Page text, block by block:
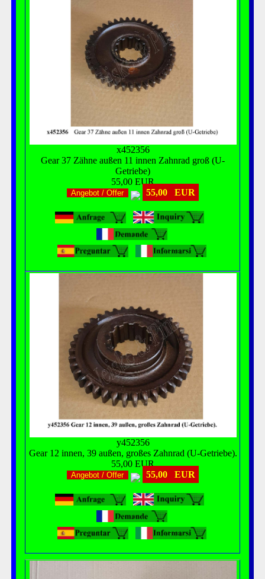
x452356
Gear 37 Zähne außen 11 innen Zahnrad groß (U-
Getriebe)
55,00 EUR
Angebot / Offer 55,00 EUR
y452356
Gear 12 innen, 39 außen, großes Zahnrad (U-Getriebe).
55,00 EUR
Angebot / Offer 55,00 EUR